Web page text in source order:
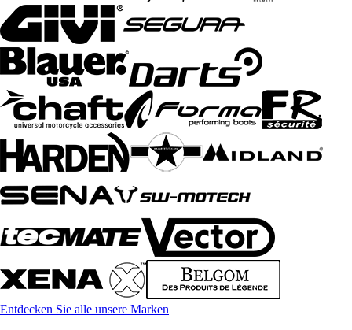
Entdecken Sie alle unsere Marken